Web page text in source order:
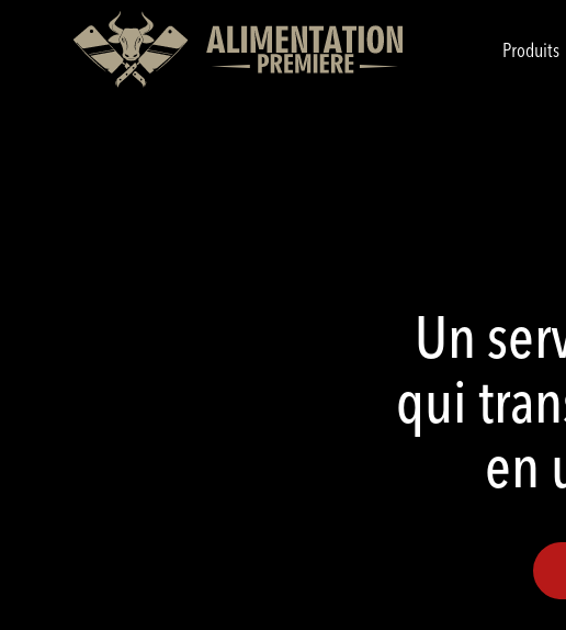
Produits
Un
qui
en